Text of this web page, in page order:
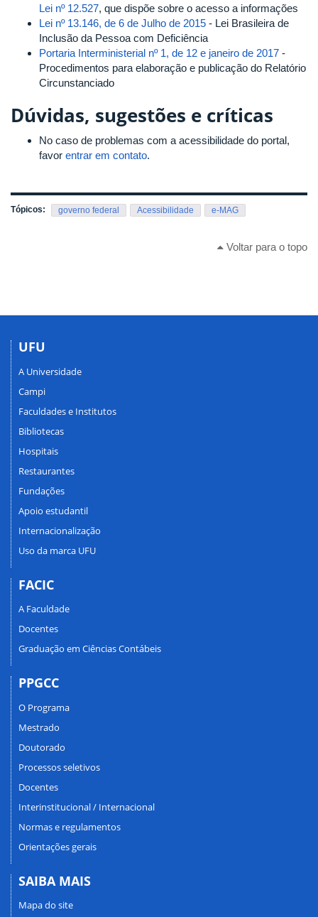
Lei nº 12.527, que dispõe sobre o acesso a informações
Lei nº 13.146, de 6 de Julho de 2015 - Lei Brasileira de
Inclusão da Pessoa com Deficiência
Portaria Interministerial nº 1, de 12 e janeiro de 2017 -
Procedimentos para elaboração e publicação do Relatório
Circunstanciado
Dúvidas, sugestões e críticas
No caso de problemas com a acessibilidade do portal,
favor entrar em contato.
Tópicos: governo federal Acessibilidade e-MAG
Voltar para o topo
UFU
A Universidade
Campi
Faculdades e Institutos
Bibliotecas
Hospitais
Restaurantes
Fundações
Apoio estudantil
Internacionalização
Uso da marca UFU
FACIC
A Faculdade
Docentes
Graduação em Ciências Contábeis
PPGCC
O Programa
Mestrado
Doutorado
Processos seletivos
Docentes
Interinstitucional / Internacional
Normas e regulamentos
Orientações gerais
SAIBA MAIS
Mapa do site